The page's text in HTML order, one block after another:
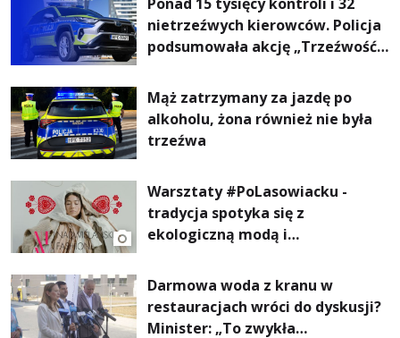
nietrzeźwych kierowców. Policja
podsumowała akcję „Trzeźwość”
Mąż zatrzymany za jazdę po
alkoholu, żona również nie była
trzeźwa
Warsztaty #PoLasowiacku -
tradycja spotyka się z
ekologiczną modą i
Darmowa woda z kranu w
restauracjach wróci do dyskusji?
Minister: „To zwykła